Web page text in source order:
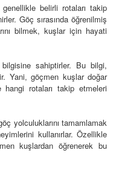
belirli rotaları takip
Göç sırasında öğrenilmiş
bilmek, kuşlar için hayati
sahiptirler. Bu bilgi,
Yani, göçmen kuşlar doğar
rotaları takip etmeleri
yolculuklarını tamamlamak
kullanırlar. Özellikle
kuşlardan öğrenerek bu